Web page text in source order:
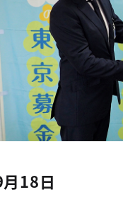
18日